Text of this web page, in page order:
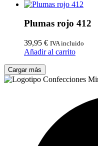
Plumas rojo 412
39,95 € IVA incluido
Añadir al carrito
Cargar más